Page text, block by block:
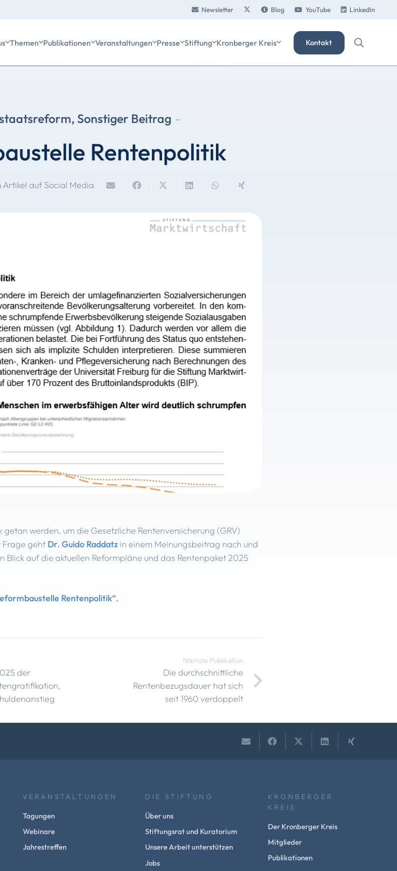
Newsletter Blog YouTube LinkedIn
Themen Publikationen Veranstaltungen Presse Stiftung Kronberger Kreis Kontakt
, Sonstiger Beitrag -
Rentenpolitik
Artikel auf Social Media
getan werden, um die Gesetzliche Rentenversicherung (GRV)
Frage geht Dr. Guido Raddatz in einem Meinungsbeitrag nach und
Blick auf die aktuellen Reformpläne und das Rentenpaket 2025
Rentenpolitik“.
der
Nächste Publikation
Die durchschnittliche
Rentenbezugsdauer hat sich
seit 1960 verdoppelt
VERANSTALTUNGEN
Tagungen
Webinare
Jahrestreffen
DIE STIFTUNG
Über uns
Stiftungsrat und Kuratorium
Unsere Arbeit unterstützen
Jobs
KRONBERGER
KREIS
Der Kronberger Kreis
Mitglieder
Publikationen